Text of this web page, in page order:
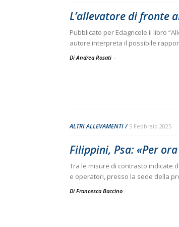
L’allevatore di fronte
Pubblicato per Edagricole il libro
autore interpreta il possibile
Di Andrea Rosati -
ALTRI ALLEVAMENTI 5 Febbraio 2025
Filippini, Psa: «Per
Tra le misure di contrasto indicate
e operatori, presso la sede della
Di Francesca Baccino